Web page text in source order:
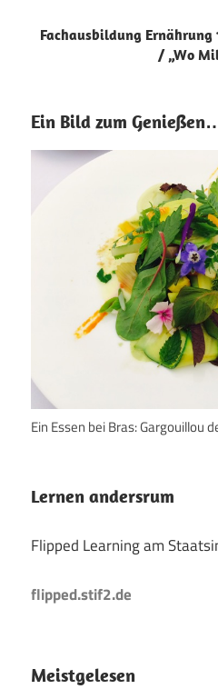
Fachausbildung
/ „Wo
Ein Bild zum
Ein Essen bei Bras: Gargouillou
Lernen andersrum
Flipped Learning am
flipped.stif2.de
Meistgelesen